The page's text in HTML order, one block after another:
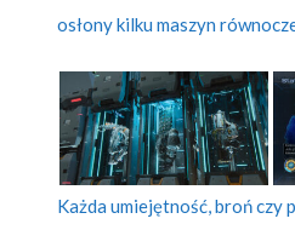
osłony kilku maszyn
Każda umiejętność, broń czy